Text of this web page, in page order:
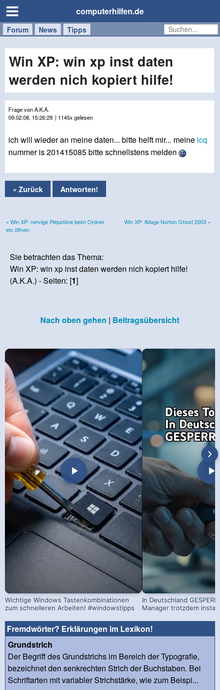
computerhilfen.de
Forum News Tipps
Handy
Tablet
Windows
Mac
Win XP: win xp inst daten
werden nich kopiert hilfe!
Frage von A.K.A.
09.02.08, 15:26:29 | 1145x gelesen
ich will wieder an meine daten... bitte helft mir... meine icq
nummer is 201415085 bitte schnellstens melden
« Zurück Antworten!
« Win XP: nervige Piepstöne beim Ordner
etc öffnen
Win XP: IMage Norton Ghost 2003 »
Sie betrachten das Thema:
Win XP: win xp inst daten werden nich kopiert hilfe!
(A.K.A.) - Seiten: [1]
Nach oben gehen | Beitragsübersicht
Wichtige Windows Tastenkombinationen
zum schnelleren Arbeiten! #windowstipps
In Deutschland
Manager trotzdem
Fremdwörter? Erklärungen im Lexikon!
Grundstrich
Der Begriff des Grundstrichs im Bereich der Typografie,
bezeichnet den senkrechten Strich der Buchstaben. Bei
Schriftarten mit variabler Strichstärke, wie zum Beispi...